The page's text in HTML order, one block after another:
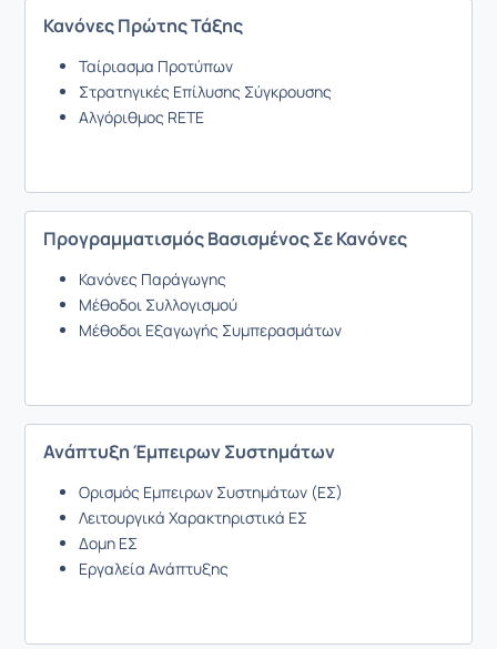
Κανόνες Πρώτης Τάξης
Ταίριασμα Προτύπων
Στρατηγικές Επίλυσης Σύγκρουσης
Αλγόριθμος RETE
Προγραμματισμός Βασισμένος Σε Κανόνες
Κανόνες Παράγωγης
Μέθοδοι Συλλογισμού
Μέθοδοι Εξαγωγής Συμπερασμάτων
Ανάπτυξη Έμπειρων Συστημάτων
Ορισμός Eμπειρων Συστημάτων (ΕΣ)
Λειτουργικά Χαρακτηριστικά ΕΣ
Δομη ΕΣ
Εργαλεία Ανάπτυξης